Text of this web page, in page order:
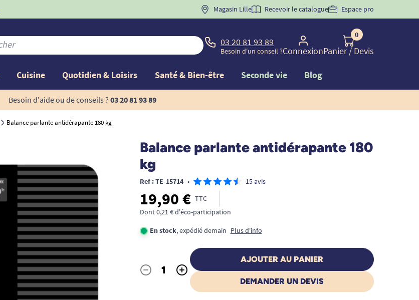
BIENVENUE" pourla 1ère commande d'incontinence
Magasin Lille Recevoir le catalogue Espace pro
03 20 81 93 89
Besoin d'un conseil ?Connexion
0
Panier/ Devis
Cuisine Quotidien & Loisirs Santé & Bien-être Seconde vie Blog
Besoin d'aide ou de conseils ? 03 20 81 93 89
Balance parlante antidérapante 180 kg
Balance parlante antidérapante 180
kg
Ref : TE-15714 • 15 avis
19,90 € TTC
Dont 0,21 € d'éco-participation
En stock, expédié demain Plus d'info
Quantité
- +
AJOUTER AU PANIER
DEMANDER UN DEVIS